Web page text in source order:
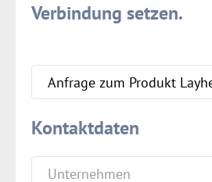
Verbindung setzen.
Kontaktdaten